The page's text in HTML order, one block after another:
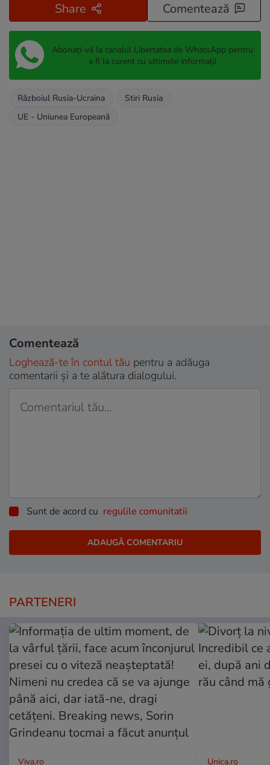
Share Comentează
Abonați-vă la canalul Libertatea de WhatsApp pentru
a fi la curent cu ultimele informații
Războiul Rusia-Ucraina
Stiri Rusia
UE - Uniunea Europeană
Comentează
Loghează-te în contul tău pentru a adăuga
comentarii și a te alătura dialogului.
Sunt de acord cu regulile comunitatii
PARTENERI
Viva.ro Unica.ro